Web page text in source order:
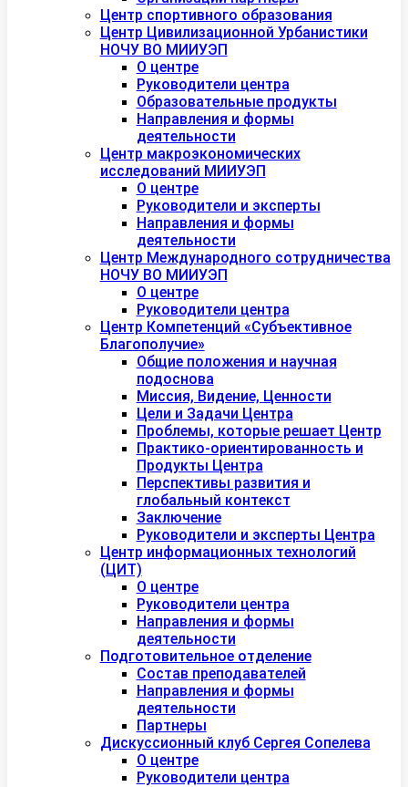
Центр спортивного образования
Центр Цивилизационной Урбанистики
НОЧУ ВО МИИУЭП
О центре
Руководители центра
Образовательные продукты
Направления и формы
деятельности
Центр макроэкономических
исследований МИИУЭП
О центре
Руководители и эксперты
Направления и формы
деятельности
Центр Международного сотрудничества
НОЧУ ВО МИИУЭП
О центре
Руководители центра
Центр Компетенций «Субъективное
Благополучие»
Общие положения и научная
подоснова
Миссия, Видение, Ценности
Цели и Задачи Центра
Проблемы, которые решает Центр
Практико-ориентированность и
Продукты Центра
Перспективы развития и
глобальный контекст
Заключение
Руководители и эксперты Центра
Центр информационных технологий
(ЦИТ)
О центре
Руководители центра
Направления и формы
деятельности
Подготовительное отделение
Состав преподавателей
Направления и формы
деятельности
Партнеры
Дискуссионный клуб Сергея Сопелева
О центре
Руководители центра